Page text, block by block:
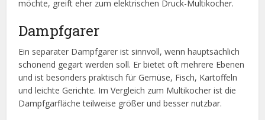
möchte, greift eher zum elektrischen Druck-Multikocher.
Dampfgarer
Ein separater Dampfgarer ist sinnvoll, wenn hauptsächlich
schonend gegart werden soll. Er bietet oft mehrere Ebenen
und ist besonders praktisch für Gemüse, Fisch, Kartoffeln
und leichte Gerichte. Im Vergleich zum Multikocher ist die
Dampfgarfläche teilweise größer und besser nutzbar.